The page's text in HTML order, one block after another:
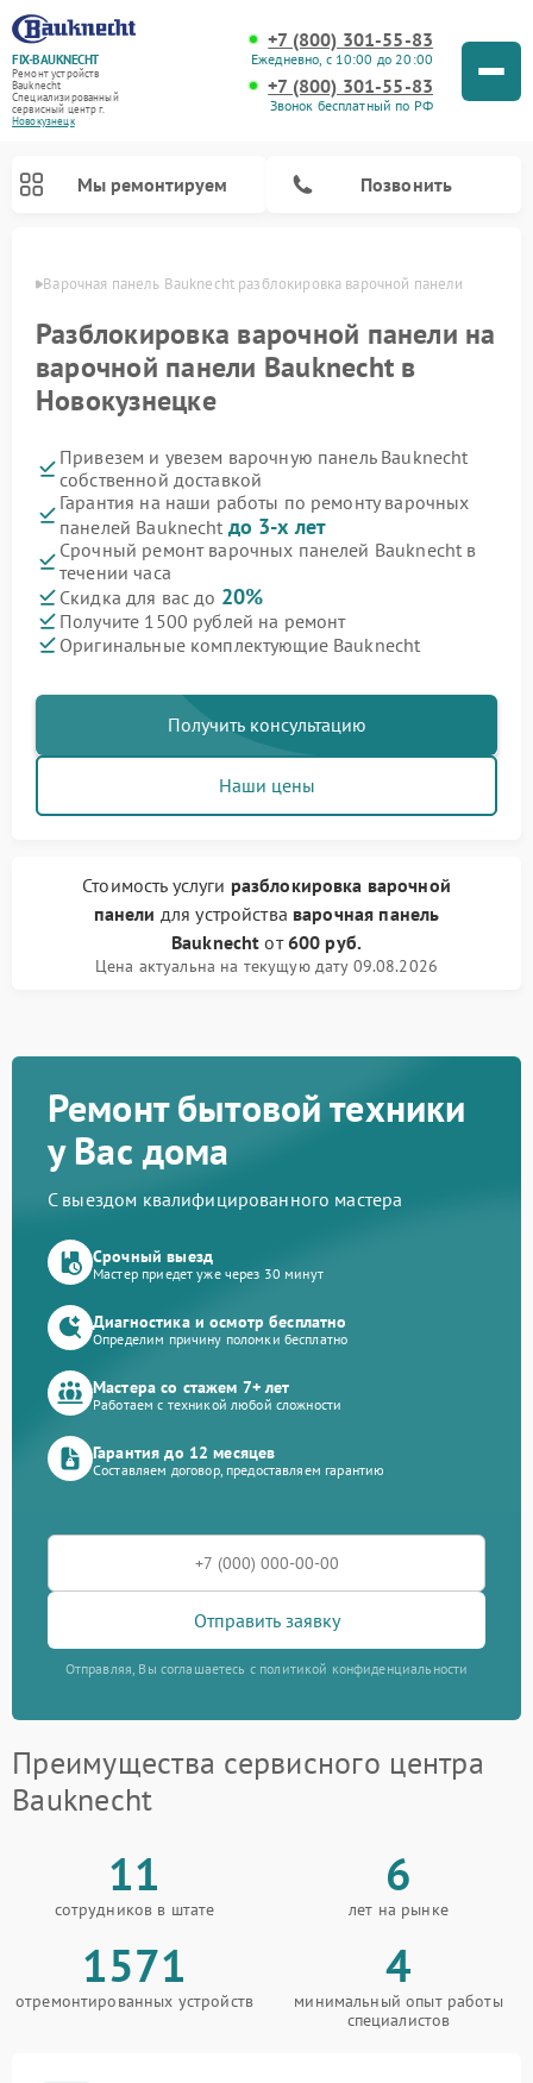
FIX-BAUKNECHT
Ремонт устройств
Bauknecht
Специализированный
cервисный центр г.
Новокузнецк
+7 (800) 301-55-83
Ежедневно, с 10:00 до 20:00
+7 (800) 301-55-83
Звонок бесплатный по РФ
Мы ремонтируем Позвонить
Варочная панель Bauknecht разблокировка варочной панели
Разблокировка варочной панели на
варочной панели Bauknecht в
Новокузнецке
Привезем и увезем варочную панель Bauknecht
собственной доставкой
Гарантия на наши работы по ремонту варочных
панелей Bauknecht до 3-х лет
Срочный ремонт варочных панелей Bauknecht в
течении часа
Скидка для вас до 20%
Получите 1500 рублей на ремонт
Оригинальные комплектующие Bauknecht
Получить консультацию
Наши цены
Стоимость услуги разблокировка варочной
панели для устройства варочная панель
Bauknecht от600 руб.
Цена актуальна на текущую дату 09.08.2026
Ремонт бытовой техники
у Вас дома
С выездом квалифицированного мастера
Срочный выезд
Мастер приедет уже через 30 минут
Диагностика и осмотр бесплатно
Определим причину поломки бесплатно
Мастера со стажем 7+ лет
Работаем с техникой любой сложности
Гарантия до 12 месяцев
Составляем договор, предоставляем гарантию
Отправить заявку
Отправляя, Вы соглашаетесь с политикой конфиденциальности
Преимущества сервисного центра
Bauknecht
11
сотрудников в штате
6
лет на рынке
1571
отремонтированных устройств
4
минимальный опыт работы
специалистов